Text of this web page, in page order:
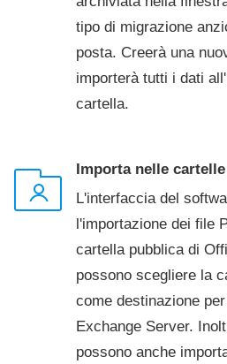
tipo di migrazione
posta. Creerà una
importerà tutti i dati
cartella.
Importa nelle
L'interfaccia del
l'importazione dei file
cartella pubblica di
possono scegliere la
come destinazione
Exchange Server.
possono anche